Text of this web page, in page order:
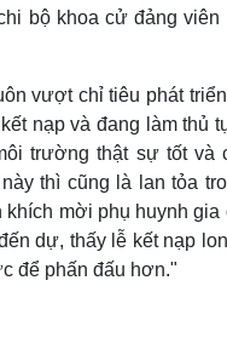
bộ khoa cử đảng
vượt chỉ tiêu phát
nạp và đang làm thủ
trường thật sự tốt
thì cũng là lan tỏa
mời phụ huynh
dự, thấy lễ kết nạp
để phấn đấu hơn."